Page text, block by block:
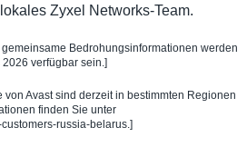
Zyxel Networks-Team.
Bedrohungsinformationen werden
verfügbar sein.]
von Avast sind derzeit in bestimmten Regionen
finden Sie unter
russia-belarus.]